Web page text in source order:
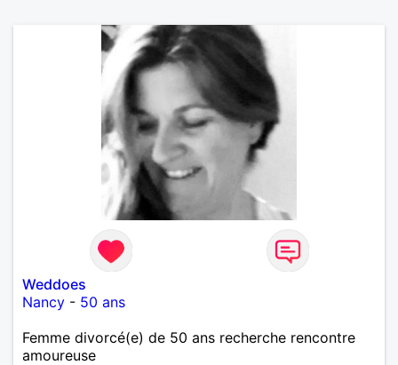
Weddoes
Nancy - 50 ans
Femme divorcé(e) de 50 ans recherche rencontre
amoureuse